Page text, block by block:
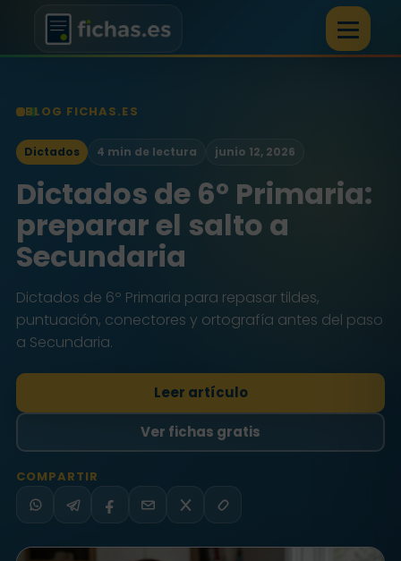
BLOG FICHAS.ES
Dictados 4 min de lectura junio 12, 2026
Dictados de 6º Primaria:
preparar el salto a
Secundaria
Dictados de 6º Primaria para repasar tildes,
puntuación, conectores y ortografía antes del paso
a Secundaria.
Leer artículo
Ver fichas gratis
COMPARTIR
WhatsApp
TelegramFacebook
EmailX Copiar